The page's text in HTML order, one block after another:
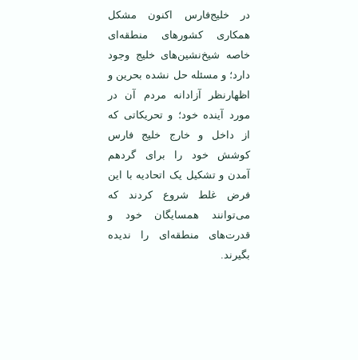
‌در خلیج‌فارس اکنون مشکل
همکاری‌ کشورهای منطقه‌ای
خاصه شیخ‌نشین‌های خلیج وجود
دارد؛ و مسئله حل نشده بحرین و
اظهارنظر آزادانه‌ مردم آن در
مورد آینده خود؛ و تحریکاتی که
از داخل و خارج خلیج ‌فارس
کوشش خود را برای گردهم
آمدن و تشکیل یک اتحادیه با این
فرض غلط شروع کردند که
می‌توانند همسایگان خود و
قدرت‌های منطقه‌ای را ندیده
بگیرند.